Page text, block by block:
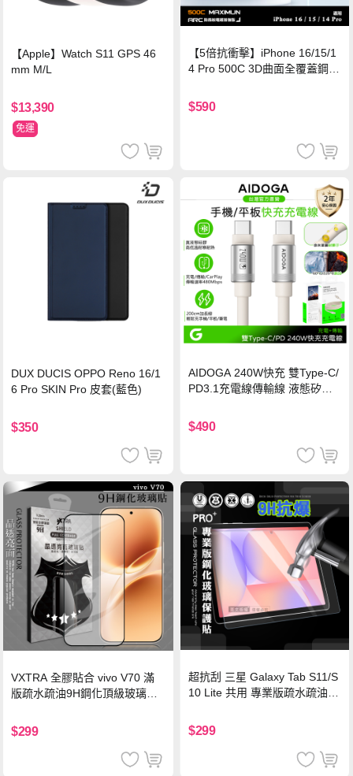
【Apple】Watch S11 GPS 46
mm M/L
$13,390
免運
【5倍抗衝擊】iPhone 16/15/1
4 Pro 500C 3D曲面全覆蓋鋼化
保護貼
$590
DUX DUCIS OPPO Reno 16/1
6 Pro SKIN Pro 皮套(藍色)
$350
AIDOGA 240W快充 雙Type-C/
PD3.1充電線傳輸線 液態矽膠
機/平板/筆電
$490
VXTRA 全膠貼合 vivo V70 滿
版疏水疏油9H鋼化頂級玻璃貼
$299
超抗刮 三星 Galaxy Tab S11/S
10 Lite 共用 專業版疏水疏油9
$299